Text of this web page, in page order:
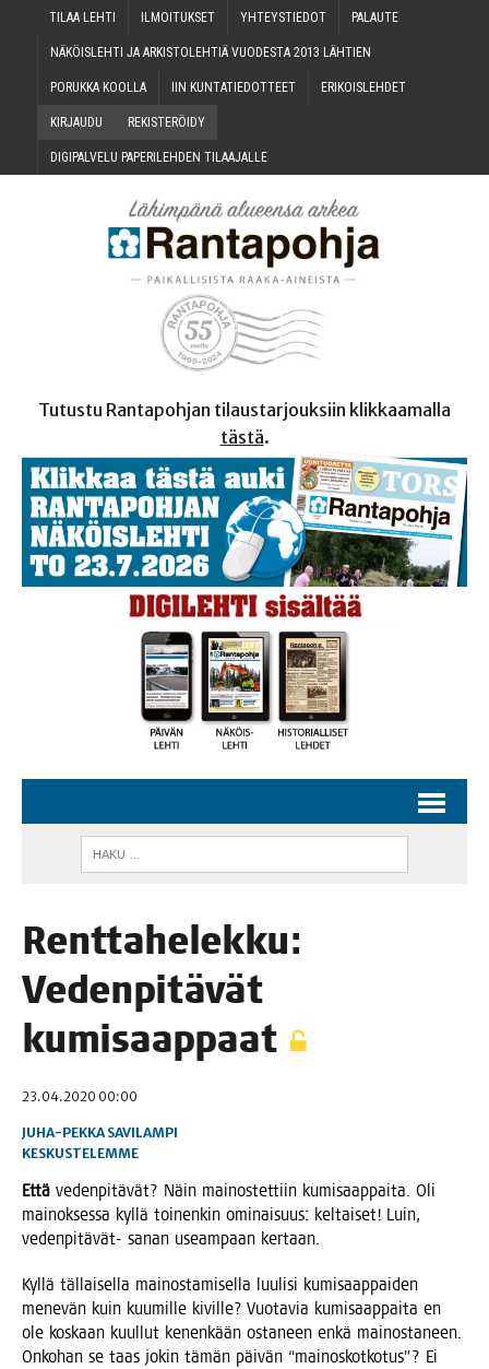
TILAA LEH­TI ILMOI­TUK­SET YHTEYS­TIE­DOT PALAU­TE
NÄKÖIS­LEH­TI JA ARKIS­TO­LEH­TIÄ VUO­DES­TA 2013 LÄHTIEN
PORUK­KA KOOLLA IIN KUN­TA­TIE­DOT­TEET ERI­KOIS­LEH­DET
KIR­JAU­DU REKIS­TE­RÖI­DY
DIGI­PAL­VE­LU PAPE­RI­LEH­DEN TILAAJALLE
Tutustu Rantapohjan tilaustarjouksiin klikkaamalla
tästä.
Rent­ta­he­lek­ku:
Veden­pi­tä­vät
kumisaappaat
23.04.2020 00:00
JUHA-PEKKA SAVILAMPI
KESKUSTELEMME
Että veden­pi­tä­vät? Näin mai­nos­tet­tiin kumi­saap­pai­ta. Oli
mai­nok­ses­sa kyl­lä toi­nen­kin omi­nai­suus: kel­tai­set! Luin,
veden­pi­tä­vät- sanan useam­paan kertaan.
Kyl­lä täl­lai­sel­la mai­nos­ta­mi­sel­la luu­li­si kumi­saap­pai­den
mene­vän kuin kuu­mil­le kivil­le? Vuo­ta­via kumi­saap­pai­ta en
ole kos­kaan kuul­lut kenen­kään osta­neen enkä mai­nos­ta­neen.
Onko­han se taas jokin tämän päi­vän “mai­nos­kot­ko­tus”? Ei